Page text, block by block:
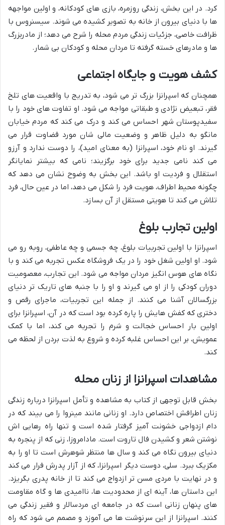
کرد. در این بخش، زندگی روزمره، بازی های کودکانه، و اولین مواجهه
ها با دنیای بیرون از خانه به تصویر کشیده می شوند. سیسنروس با
ظرافت خاصی، جزئیات زندگی مردم محله را شرح می دهد؛ از مادربزرگ
ها و مادرهای خسته گرفته تا مردان محله و کودکان بی شمار.
کشف هویت و جایگاه اجتماعی
همچنان که اسپرانزا بزرگ تر می شود، به تدریج با واقعیت های تلخ
فقر، تبعیض نژادی و طبقاتی مواجه می شود. او تفاوت های خود را با
سفیدپوستان شهر احساس می کند و درک می کند که مردم خیابان
مانگو به دلیل ظاهر و وضعیت مالی شان مورد قضاوت قرار می
گیرند. او نام خود، اسپرانزا (به معنای امید)، را دوست ندارد و آرزو
می کند نامی جدید برای خود برگزیند؛ نامی که بیشتر نمایانگر
استقلال و فردیت او باشد. این بخش به وضوح نشان می دهد که
چگونه محیط اطراف، هویت فرد را شکل می دهد، اما در عین حال، فرد
تلاش می کند تا هویتی مستقل از آن بسازد.
اولین تجارب بلوغ
اسپرانزا با اولین تجربیات بلوغ، چه جسمی و چه عاطفی، روبه رو می
شود. او اولین شغل خود را در یک فروشگاه عکس تجربه می کند و با
نگاه های هوس انگیز مردان مواجه می شود. این تجارب، معصومیت
دوران کودکی را از او می گیرند و او را با جنبه های تاریک تر دنیای
بزرگسالان آشنا می کنند. از جمله این تجربیات، ماجرای رقص و
دختری که کفش هایش را پاره کرده بود است که در آن، اسپرانزا برای
اولین بار احساس خجالت و شرم را تجربه می کند، اما با کمک
عمویش، بر این احساس غلبه کرده و شروع به لذت بردن از لحظه می
کند.
مشاهدات اسپرانزا از زنان محله
بخش قابل توجهی از کتاب به مشاهده و تأمل اسپرانزا درباره زندگی
زنان اطرافش اختصاص دارد. او زنانی مانند مینروا را می بیند که در
دام ازدواجی خشونت آمیز گرفتار شده است و تنها راه رهایی اش
نوشتن شعر و کشیدن فال تاروت است. مادامروزا، زنی که از پنجره به
دنیای بیرون نگاه می کند و سال ها منتظر شوهرش است تا او را به
مکزیک ببرد. سلی، دوست دیگر اسپرانزا، که از آزار پدرش فرار می کند
و در نهایت با مردی مسن تر ازدواج می کند تا از خانه پدری بگریزد.
این داستان ها، آینه ای از محدودیت ها، ناامیدی ها و گاه مقاومت
های پنهان زنانی است که در جامعه ای مردسالار و فقیر زندگی می
کنند. اسپرانزا از این سرنوشت ها می آموزد و مصمم می شود که راه